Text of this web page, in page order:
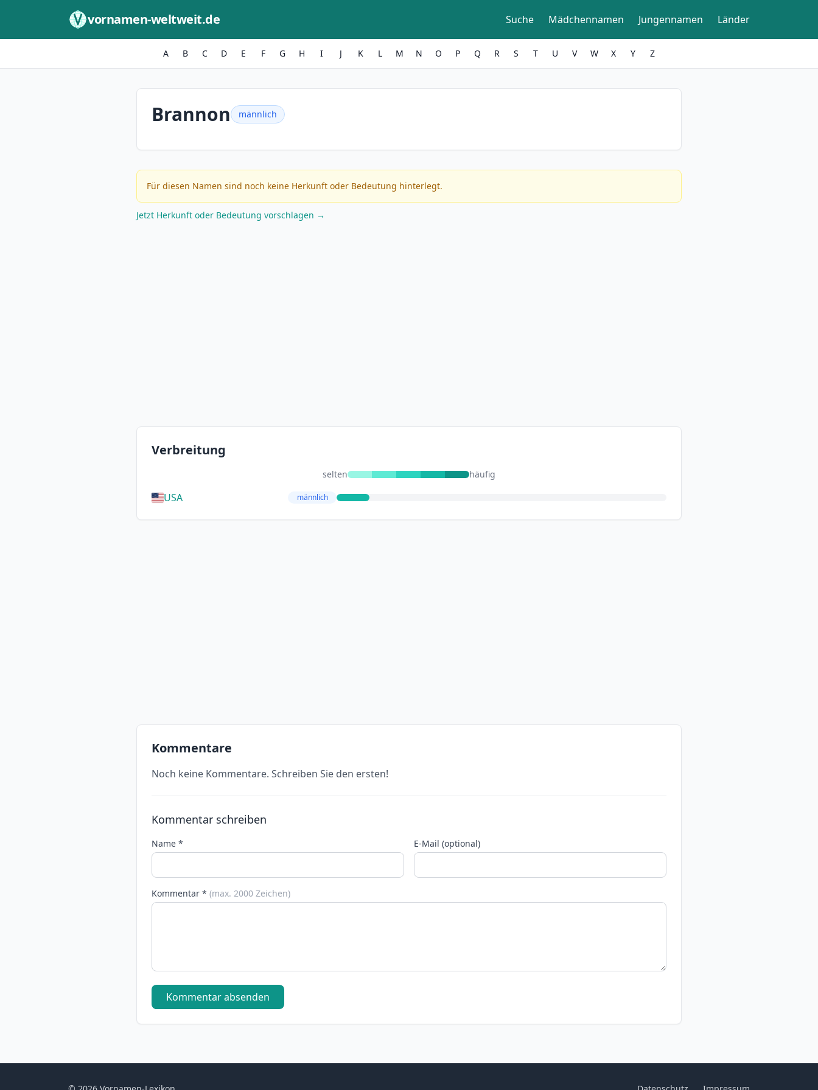
vornamen-weltweit.de Suche Mädchennamen Jungennamen Länder
A B C D E F G H I J K L M N O P Q R S T U V W X Y Z
Brannon männlich
Für diesen Namen sind noch keine Herkunft oder Bedeutung hinterlegt.
Jetzt Herkunft oder Bedeutung vorschlagen →
Verbreitung
selten häufig
USA männlich
Kommentare
Noch keine Kommentare. Schreiben Sie den ersten!
Kommentar schreiben
Name * E-Mail (optional)
Kommentar * (max. 2000 Zeichen)
Kommentar absenden